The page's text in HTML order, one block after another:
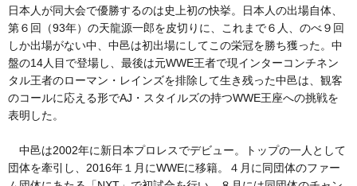
日本人が同大会で優勝するのは史上初の快挙。日本人の出場自体、
第６回（93年）の天龍源一郎を皮切りに、これまで６人、のべ９回
しか出場がない中、中邑は初出場にしてこの栄冠を勝ち獲った。中
盤の14人目で登場し、最後は元WWE王者で現インターコンチネン
タル王者のローマン・レインズを排除して生き残った中邑は、観客
のコールに応える形でAJ・スタイルズの持つWWE王座への挑戦を
表明した。
中邑は2002年に新日本プロレスでデビュー。トップの一人として
団体を牽引し、2016年１月にWWEに移籍。４月に同団体のファー